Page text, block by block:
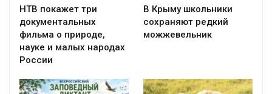
НТВ покажет три
документальных
фильма о природе,
науке и малых народах
России
В Крыму школьники
сохраняют редкий
можжевельник